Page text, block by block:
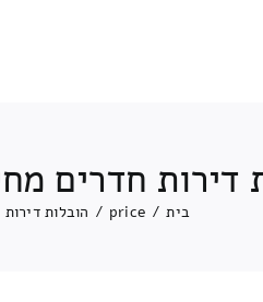
דירות חדרים
בית /
price
/ הובלות